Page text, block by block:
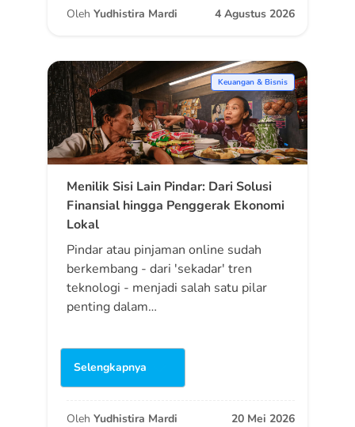
Oleh Yudhistira Mardi 4 Agustus 2026
Keuangan & Bisnis
Menilik Sisi Lain Pindar: Dari Solusi
Finansial hingga Penggerak Ekonomi
Lokal
Pindar atau pinjaman online sudah
berkembang - dari 'sekadar' tren
teknologi - menjadi salah satu pilar
penting dalam…
Selengkapnya
Oleh Yudhistira Mardi 20 Mei 2026